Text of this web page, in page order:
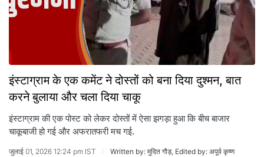
इंस्टाग्राम के एक कमेंट ने दोस्तों को बना दिया दुश्मन, बात
करने बुलाया और चला दिया चाकू
इंस्टाग्राम की एक पोस्ट को लेकर दोस्तों में ऐसा झगड़ा हुआ कि बीच बाजार
चाकूबाजी हो गई और अफरातफरी मच गई.
जुलाई 01, 2026 12:24 pm IST Written by: मुदित गौड़, Edited by: अपूर्व कृष्ण